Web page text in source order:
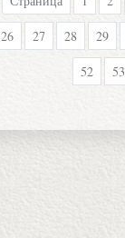
26 27 28 29
52 53